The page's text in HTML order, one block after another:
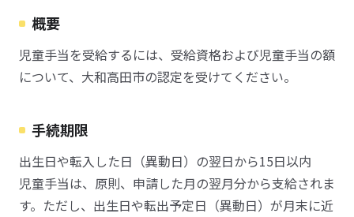
概要
児童手当を受給するには、受給資格および児童手当の額
について、大和高田市の認定を受けてください。
手続期限
出生日や転入した日（異動日）の翌日から15日以内
児童手当は、原則、申請した月の翌月分から支給されま
す。ただし、出生日や転出予定日（異動日）が月末に近